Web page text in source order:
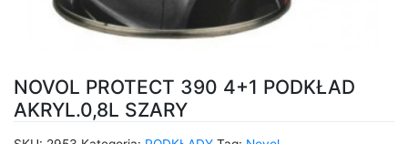
NOVOL PROTECT 390 4+1 PODKŁAD
AKRYL.0,8L SZARY